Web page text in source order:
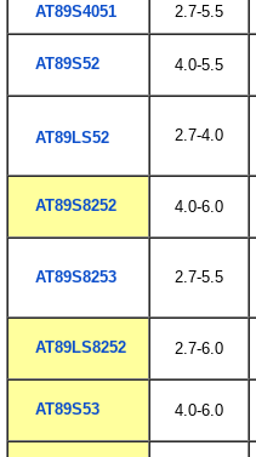
AT89S4051 2.7-5.5
AT89S52 4.0-5.5
AT89LS52 2.7-4.0
AT89S8252 4.0-6.0
AT89S8253 2.7-5.5
AT89LS8252 2.7-6.0
AT89S53 4.0-6.0